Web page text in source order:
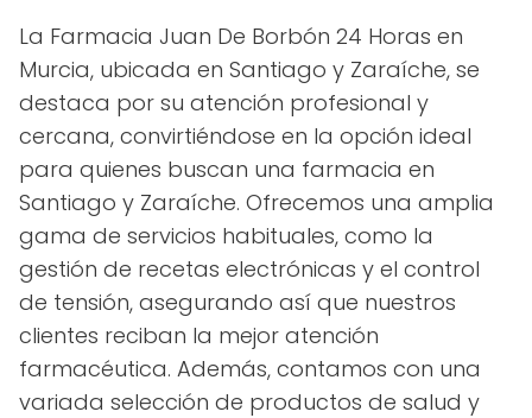
La Farmacia Juan De Borbón 24 Horas en
Murcia, ubicada en Santiago y Zaraíche, se
destaca por su atención profesional y
cercana, convirtiéndose en la opción ideal
para quienes buscan una farmacia en
Santiago y Zaraíche. Ofrecemos una amplia
gama de servicios habituales, como la
gestión de recetas electrónicas y el control
de tensión, asegurando así que nuestros
clientes reciban la mejor atención
farmacéutica. Además, contamos con una
variada selección de productos de salud y